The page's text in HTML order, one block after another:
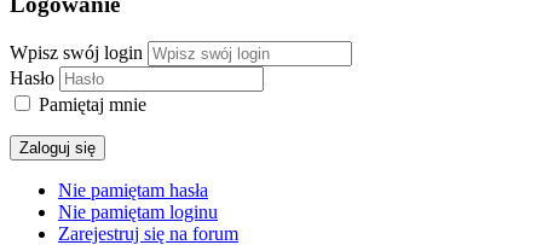
Wpisz swój login
Hasło
Pamiętaj mnie
Zaloguj się
Nie pamiętam hasła
Nie pamiętam loginu
Zarejestruj się na forum